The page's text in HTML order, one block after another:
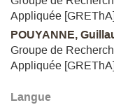
Appliquée [GREThA]
POUYANNE,
Groupe de
Appliquée [GREThA]
Langue